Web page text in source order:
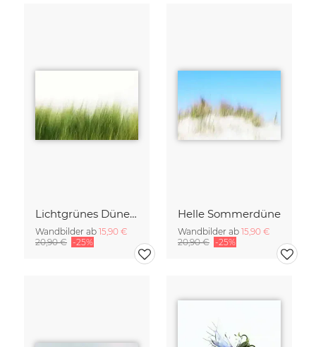
Lichtgrünes Dünengras
Wandbilder ab 15,90 €
20,90 € -25%
Helle Sommerdüne
Wandbilder ab 15,90 €
20,90 € -25%